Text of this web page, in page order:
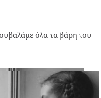
όλα τα βάρη του